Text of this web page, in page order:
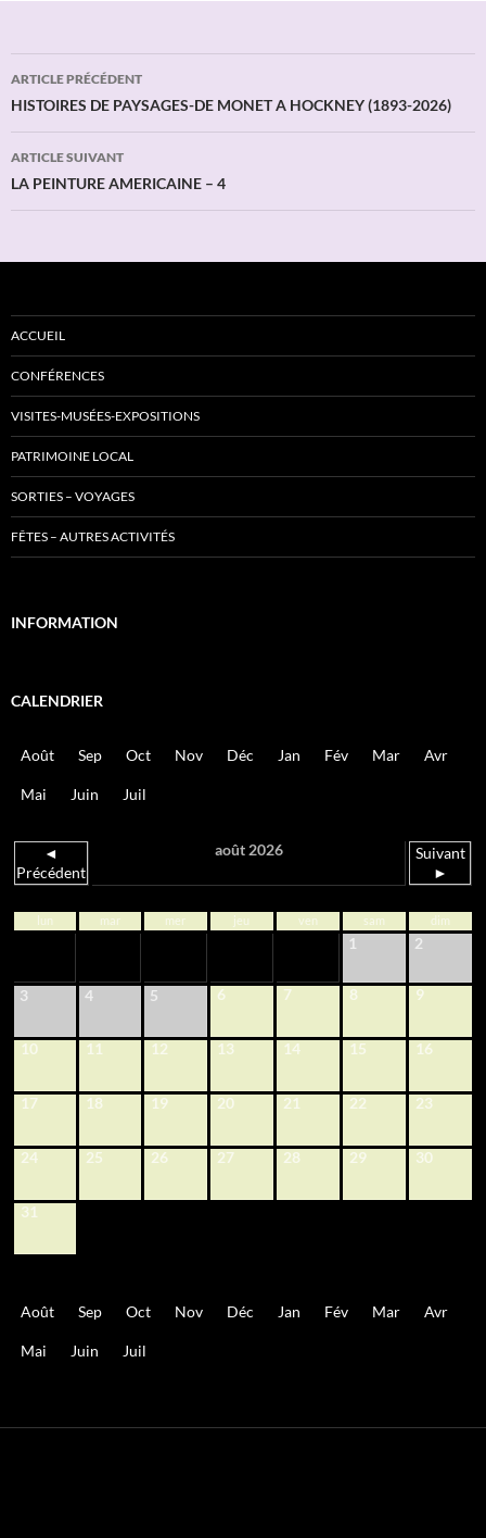
Navigation
des
articles
ARTICLE PRÉCÉDENT
HISTOIRES DE PAYSAGES-DE MONET A HOCKNEY (1893-2026)
ARTICLE SUIVANT
LA PEINTURE AMERICAINE – 4
ACCUEIL
CONFÉRENCES
VISITES-MUSÉES-EXPOSITIONS
PATRIMOINE LOCAL
SORTIES – VOYAGES
FÊTES – AUTRES ACTIVITÉS
INFORMATION
CALENDRIER
Août Sep Oct Nov Déc Jan Fév Mar Avr
Mai Juin Juil
◄
Précédent
août 2026
Suivant
►
lun mar mer jeu ven sam dim
1 2
3 4 5 6 7 8 9
10 11 12 13 14 15 16
17 18 19 20 21 22 23
24 25 26 27 28 29 30
31
Août Sep Oct Nov Déc Jan Fév Mar Avr
Mai Juin Juil